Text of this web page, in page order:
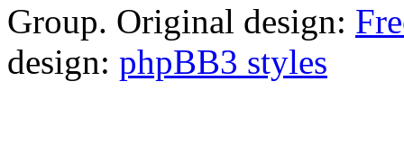
Group. Original design:
design: phpBB3 styles